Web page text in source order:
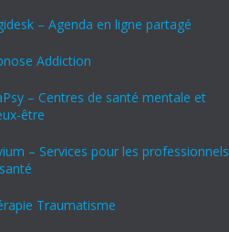
– Agenda en ligne partagé
Addiction
– Centres de santé mentale et
être
– Services pour les professionnels
Traumatisme